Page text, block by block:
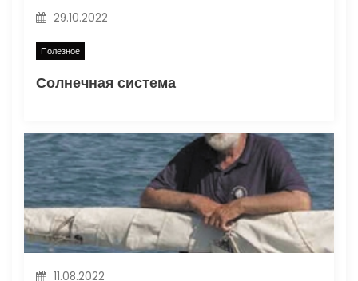
29.10.2022
Полезное
Солнечная система
11.08.2022